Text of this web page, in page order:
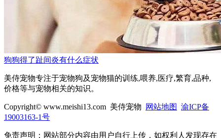
狗狗得了趾间炎有什么症状
美侍宠物专注于宠物狗及宠物猫的训练,喂养,医疗,繁育,品种,
价格等与宠物相关的知识。
Copyright© www.meishi13.com 美侍宠物 网站地图 渝ICP备
19003163-1号
免责声明：网站部分内容由用户自行上传，如权利人发现存在